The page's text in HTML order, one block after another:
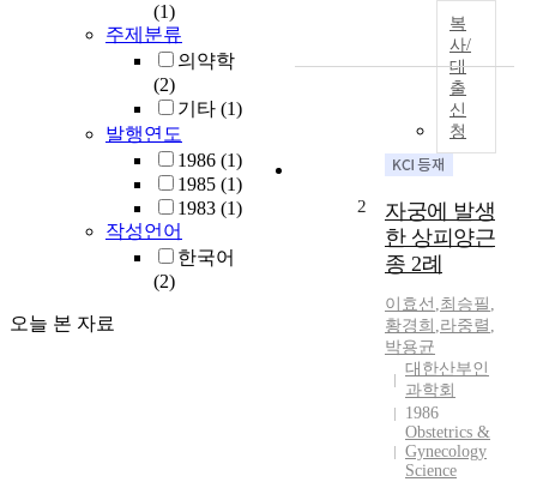
(1)
주제분류
의약학
(2)
기타 (1)
발행연도
1986 (1)
1985 (1)
1983 (1)
작성언어
한국어
(2)
오늘 본 자료
복
사/
대
출
신
청
2
자궁에 발생
한 상피양근
종 2례
이효선 ,최승필 ,
황경희 ,라중렬 ,
박용균
대한산부인
과학회
1986
Obstetrics &
Gynecology
Science